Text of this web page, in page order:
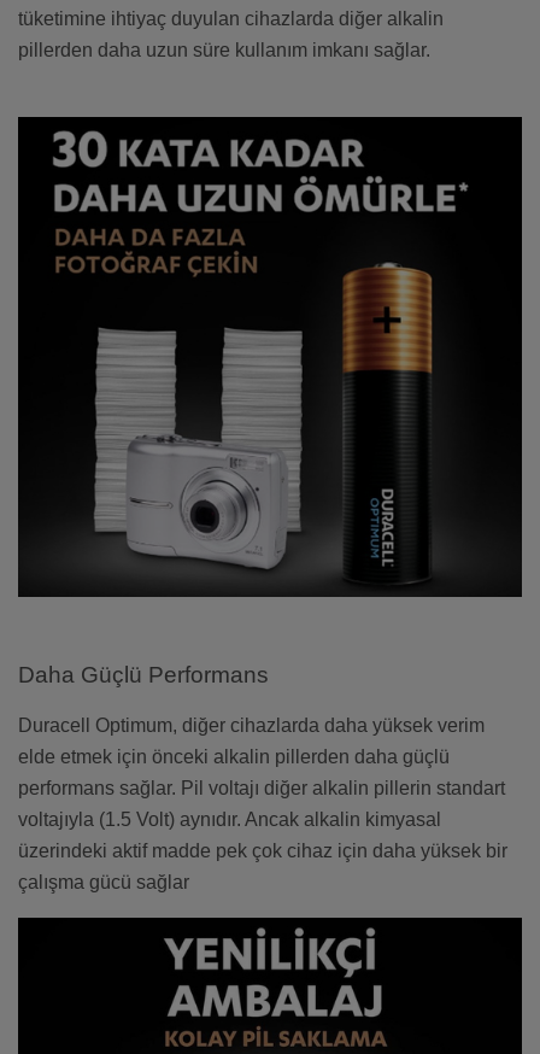
tüketimine ihtiyaç duyulan cihazlarda diğer alkalin
pillerden daha uzun süre kullanım imkanı sağlar.
Daha Güçlü Performans
Duracell Optimum, diğer cihazlarda daha yüksek verim
elde etmek için önceki alkalin pillerden daha güçlü
performans sağlar. Pil voltajı diğer alkalin pillerin standart
voltajıyla (1.5 Volt) aynıdır. Ancak alkalin kimyasal
üzerindeki aktif madde pek çok cihaz için daha yüksek bir
çalışma gücü sağlar